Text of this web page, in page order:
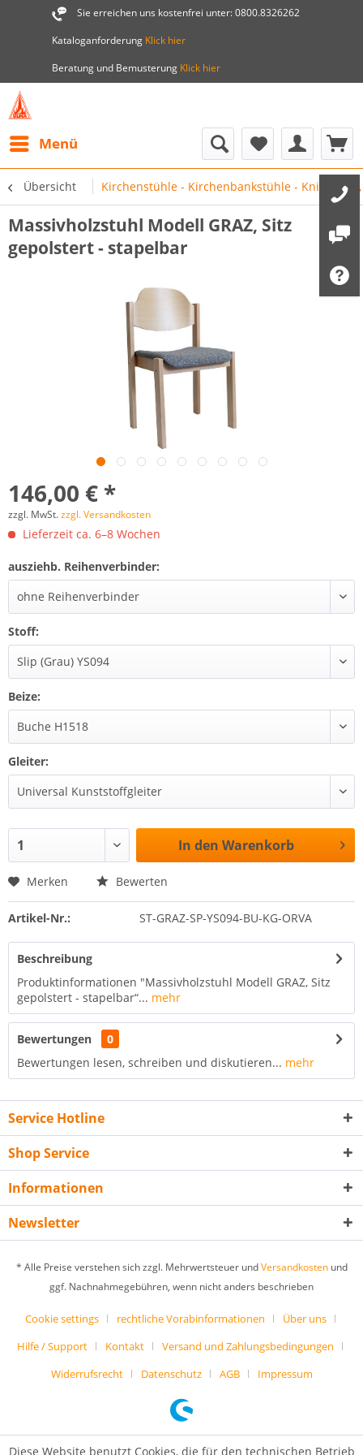
Sie erreichen uns kostenfrei unter: 0800.8326262
Kataloganforderung Klick hier
Beratung und Bemusterung Klick hier
Menü
Übersicht Kirchenstühle - Kirchenbankstühle -
Massivholzstuhl Modell GRAZ, Sitz
gepolstert - stapelbar
146,00 € *
zzgl. MwSt.zzgl. Versandkosten
Lieferzeit ca. 6–8 Wochen
ausziehb. Reihenverbinder:
Stoff:
Beize:
Gleiter:
In den Warenkorb
Merken Bewerten
Artikel-Nr.: ST-GRAZ-SP-YS094-BU-KG-ORVA
Beschreibung
Produktinformationen "Massivholzstuhl Modell GRAZ, Sitz
gepolstert - stapelbar“... mehr
Bewertungen
0
Bewertungen lesen, schreiben und diskutieren... mehr
Service Hotline
Shop Service
Informationen
Newsletter
* Alle Preise verstehen sich zzgl. Mehrwertsteuer undVersandkostenund
ggf. Nachnahmegebühren, wenn nicht anders beschrieben
Cookie settings rechtliche Vorabinformationen
Über uns
Hilfe / Support
Kontakt
Versand und Zahlungsbedingungen
Widerrufsrecht
Datenschutz AGB Impressum
Diese Website benutzt Cookies, die für den technischen Betrieb